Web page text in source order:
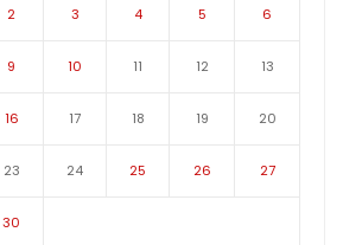
2 3 4 5 6
9 10 11 12 13
16 17 18 19 20
23 24 25 26 27
30